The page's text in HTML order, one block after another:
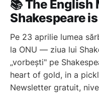
📚 The
Shakespeare
Pe 23 aprilie lumea
la ONU — ziua lui
„vorbești" pe
heart of gold, in a
Newsletter gratuit,